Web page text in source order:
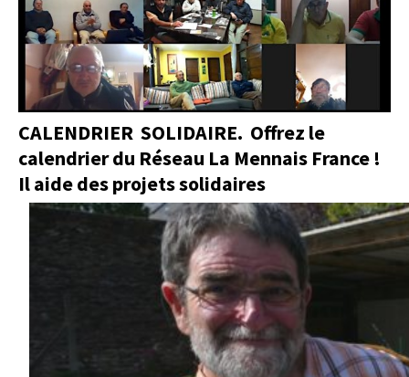
CALENDRIER SOLIDAIRE. Offrez le
calendrier du Réseau La Mennais France !
Il aide des projets solidaires